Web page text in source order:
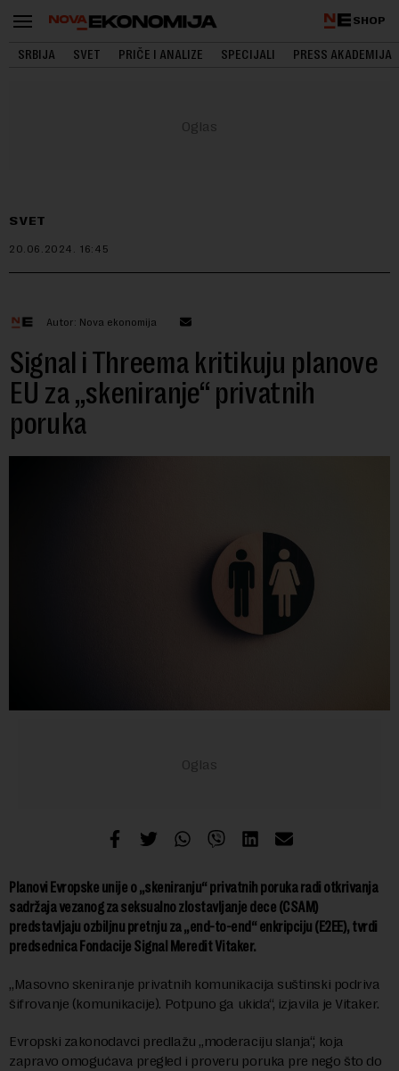
SHOP
SRBIJA SVET PRIČE I ANALIZE SPECIJALI PRESS AKADEMIJA
SVET
20.06.2024. 16:45
Autor: Nova ekonomija
Signal i Threema kritikuju planove
EU za „skeniranje“ privatnih
poruka
Planovi Evropske unije o „skeniranju“ privatnih poruka radi otkrivanja
sadržaja vezanog za seksualno zlostavljanje dece (CSAM)
predstavljaju ozbiljnu pretnju za „end-to-end“ enkripciju (E2EE), tvrdi
predsednica Fondacije Signal Meredit Vitaker.
„Masovno skeniranje privatnih komunikacija suštinski podriva
šifrovanje (komunikacije). Potpuno ga ukida“, izjavila je Vitaker.
Evropski zakonodavci predlažu „moderaciju slanja“, koja
zapravo omogućava pregled i proveru poruka pre nego što do